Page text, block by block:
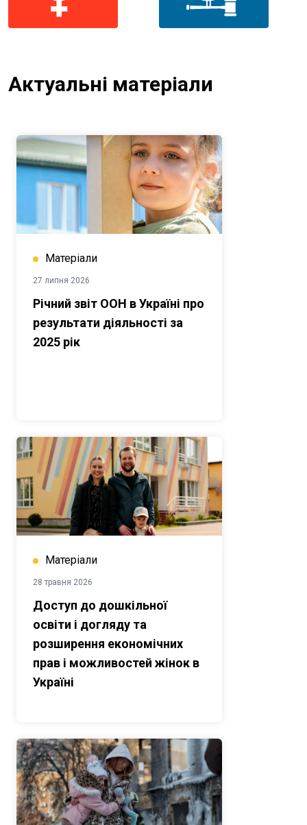
Актуальні матеріали
Матеріали
27 липня 2026
Річний звіт ООН в Україні про
результати діяльності за
2025 рік
Матеріали
28 травня 2026
Доступ до дошкільної
освіти і догляду та
розширення економічних
прав і можливостей жінок в
Україні